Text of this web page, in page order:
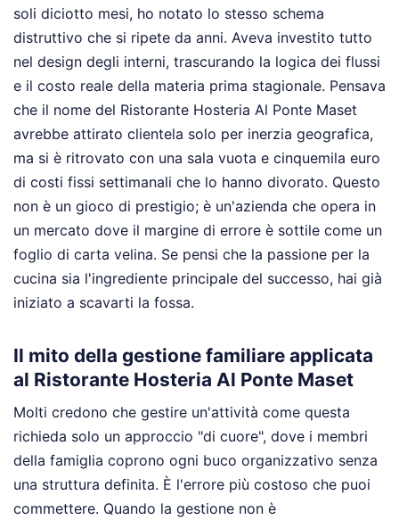
soli diciotto mesi, ho notato lo stesso schema
distruttivo che si ripete da anni. Aveva investito tutto
nel design degli interni, trascurando la logica dei flussi
e il costo reale della materia prima stagionale. Pensava
che il nome del Ristorante Hosteria Al Ponte Maset
avrebbe attirato clientela solo per inerzia geografica,
ma si è ritrovato con una sala vuota e cinquemila euro
di costi fissi settimanali che lo hanno divorato. Questo
non è un gioco di prestigio; è un'azienda che opera in
un mercato dove il margine di errore è sottile come un
foglio di carta velina. Se pensi che la passione per la
cucina sia l'ingrediente principale del successo, hai già
iniziato a scavarti la fossa.
Il mito della gestione familiare applicata
al Ristorante Hosteria Al Ponte Maset
Molti credono che gestire un'attività come questa
richieda solo un approccio "di cuore", dove i membri
della famiglia coprono ogni buco organizzativo senza
una struttura definita. È l'errore più costoso che puoi
commettere. Quando la gestione non è